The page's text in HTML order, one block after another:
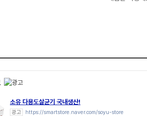
소유 다용도살균기 국내생산!
광고 https://smartstore.naver.com/soyu-store